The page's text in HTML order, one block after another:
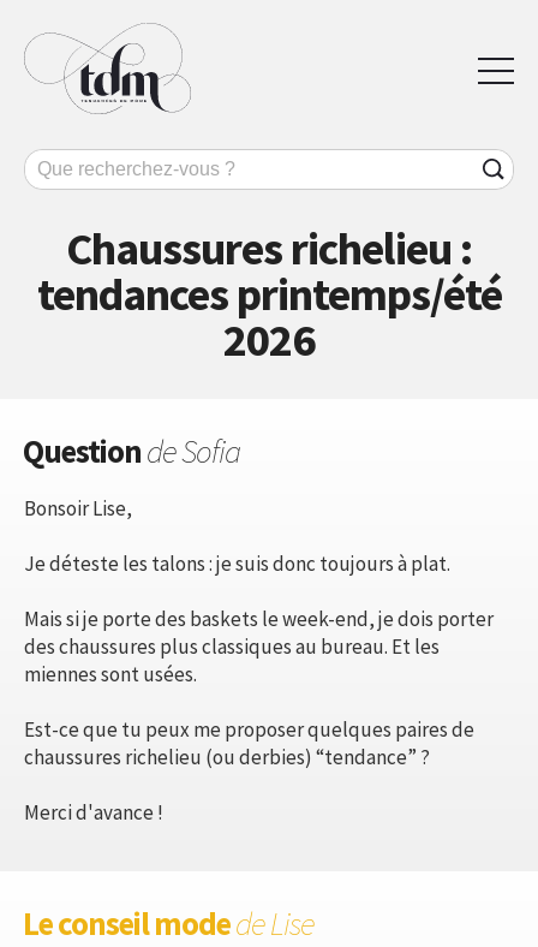
Chaussures richelieu :
tendances printemps/été
2026
Questionde Sofia
Bonsoir Lise,
Je déteste les talons : je suis donc toujours à plat.
Mais si je porte des baskets le week-end, je dois porter
des chaussures plus classiques au bureau. Et les
miennes sont usées.
Est-ce que tu peux me proposer quelques paires de
chaussures richelieu (ou derbies) “tendance” ?
Merci d'avance !
Le conseil modede Lise